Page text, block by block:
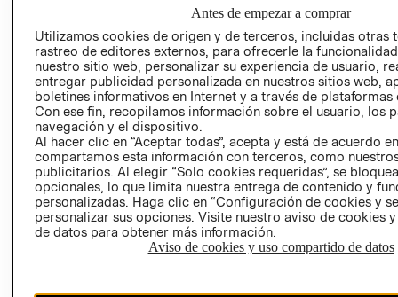
PROGRAMA DE
TRANSPARENCIA
Y ÉTICA (INGLÉS)
DE INDUSTRIA Y
PETICIONES
QUEJAS Y
RECLAMOS
Colombia ($)
CAMBIAR REGIÓN
Antes de empezar a comprar
Utilizamos cookies de origen y de terceros, incluidas otras
rastreo de editores externos, para ofrecerle la
nuestro sitio web, personalizar su experiencia de usuario,
entregar publicidad personalizada en nuestros sitios web,
boletines informativos en Internet y a través de plataformas
Con ese fin, recopilamos información sobre el usuario, los
navegación y el dispositivo.
Al hacer clic en “Aceptar todas”, acepta y está de acuerdo
compartamos esta información con terceros, como
publicitarios. Al elegir “Solo cookies requeridas”, se
opcionales, lo que limita nuestra entrega de contenido y
personalizadas. Haga clic en “Configuración de cookies y
personalizar sus opciones. Visite nuestro aviso de cookies
de datos para obtener más información.
Aviso de cookies y uso compartido de datos